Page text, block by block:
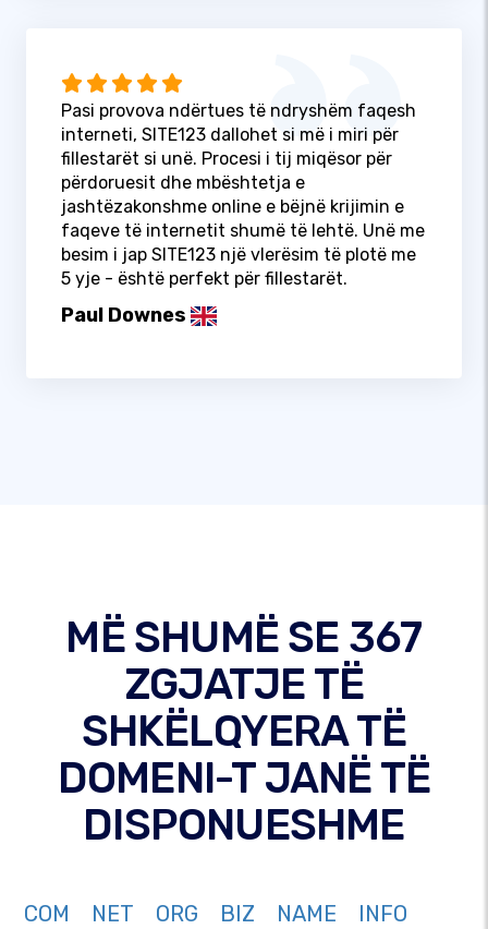
Pasi provova ndërtues të ndryshëm faqesh
interneti, SITE123 dallohet si më i miri për
fillestarët si unë. Procesi i tij miqësor për
përdoruesit dhe mbështetja e
jashtëzakonshme online e bëjnë krijimin e
faqeve të internetit shumë të lehtë. Unë me
besim i jap SITE123 një vlerësim të plotë me
5 yje - është perfekt për fillestarët.
Paul Downes
MË SHUMË SE 367
ZGJATJE TË
SHKËLQYERA TË
DOMENI-T JANË TË
DISPONUESHME
COM NET ORG BIZ NAME
INFO